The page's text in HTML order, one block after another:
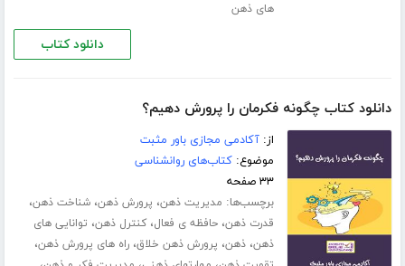
های ذهن
دانلود کتاب
دانلود کتاب چگونه فکرمان را پرورش دهیم؟
از:آکادمی مجازی باور مثبت
موضوع:کتاب‌های روانشناسی
۳۳ صفحه
برچسب‌ها: مدیریت ذهن، پرورش ذهن،شناخت ذهن،
قدرت ذهن،حافظه ی فعال،کنترل ذهن، توانایی های
ذهن،ذهن، پرورش ذهن خلاق،راه های پرورش ذهن،